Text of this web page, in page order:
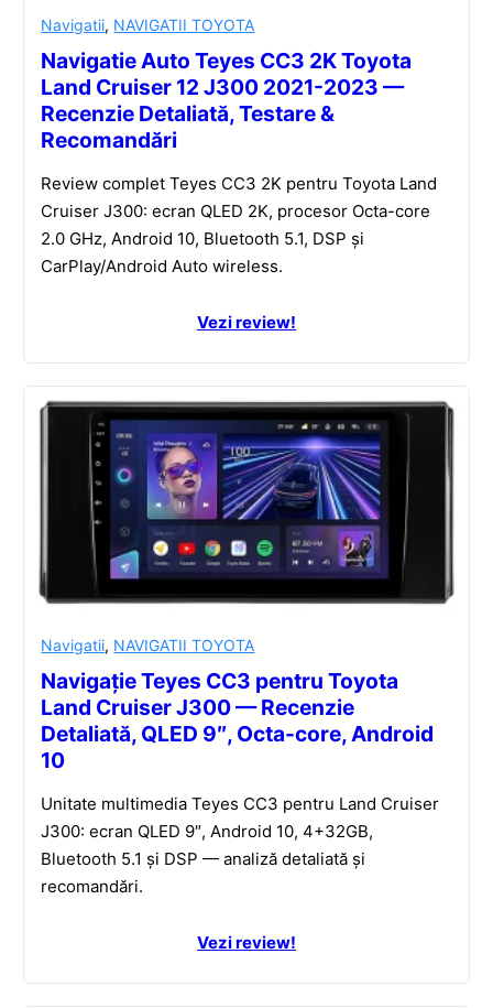
Navigatii, NAVIGATII TOYOTA
Navigatie Auto Teyes CC3 2K Toyota
Land Cruiser 12 J300 2021-2023 —
Recenzie Detaliată, Testare &
Recomandări
Review complet Teyes CC3 2K pentru Toyota Land
Cruiser J300: ecran QLED 2K, procesor Octa-core
2.0 GHz, Android 10, Bluetooth 5.1, DSP și
CarPlay/Android Auto wireless.
Vezi review!
Navigatii, NAVIGATII TOYOTA
Navigație Teyes CC3 pentru Toyota
Land Cruiser J300 — Recenzie
Detaliată, QLED 9″, Octa-core, Android
10
Unitate multimedia Teyes CC3 pentru Land Cruiser
J300: ecran QLED 9″, Android 10, 4+32GB,
Bluetooth 5.1 și DSP — analiză detaliată și
recomandări.
Vezi review!